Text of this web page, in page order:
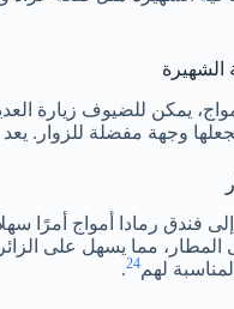
الشهيرة
يمكن للضيوف زيارة
وجهة مفضلة للزوار.
مما يسهل على
لهم 24
.